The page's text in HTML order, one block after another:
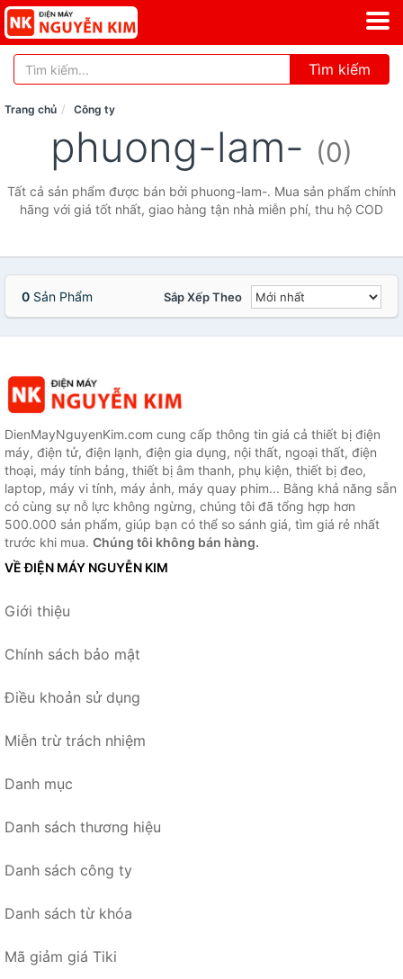
Tìm kiếm
Trang chủ Công ty
phuong-lam- (0)
Tất cả sản phẩm được bán bởi phuong-lam-. Mua sản phẩm chính
hãng với giá tốt nhất, giao hàng tận nhà miễn phí, thu hộ COD
0 Sản Phẩm Sắp Xếp Theo
DienMayNguyenKim.com cung cấp thông tin giá cả thiết bị điện
máy, điện tử, điện lạnh, điện gia dụng, nội thất, ngoại thất, điện
thoại, máy tính bảng, thiết bị âm thanh, phụ kiện, thiết bị đeo,
laptop, máy vi tính, máy ảnh, máy quay phim... Bằng khả năng sẵn
có cùng sự nỗ lực không ngừng, chúng tôi đã tổng hợp hơn
500.000 sản phẩm, giúp bạn có thể so sánh giá, tìm giá rẻ nhất
trước khi mua. Chúng tôi không bán hàng.
VỀ ĐIỆN MÁY NGUYỄN KIM
Giới thiệu
Chính sách bảo mật
Điều khoản sử dụng
Miễn trừ trách nhiệm
Danh mục
Danh sách thương hiệu
Danh sách công ty
Danh sách từ khóa
Mã giảm giá Tiki